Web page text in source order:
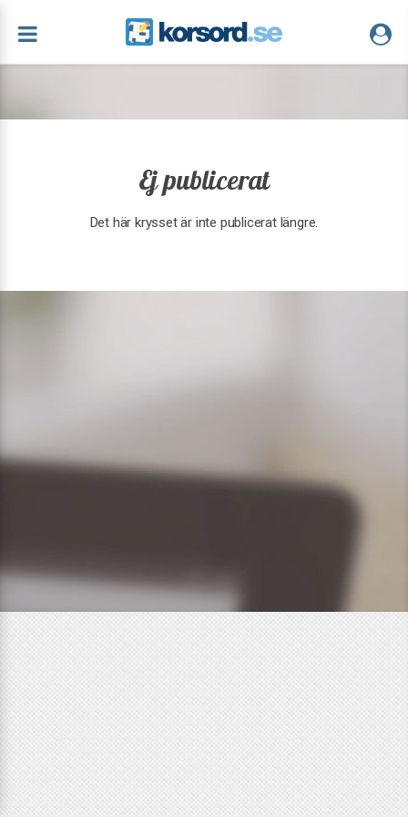
Ej publicerat
Det här krysset är inte publicerat längre.